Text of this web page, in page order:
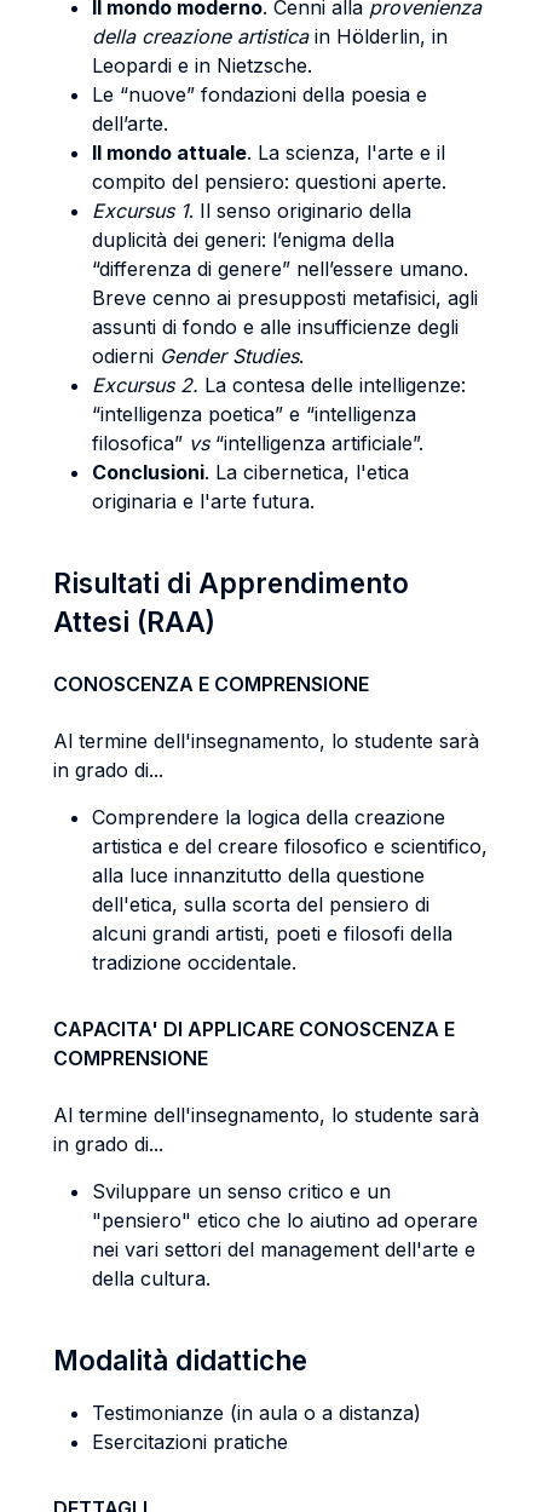
Il mondo moderno. Cenni alla provenienza
della creazione artisticain Hölderlin, in
Leopardi e in Nietzsche.
Le “nuove” fondazioni della poesia e
dell’arte.
Il mondo attuale. La scienza, l'arte e il
compito del pensiero: questioni aperte.
Excursus 1. Il senso originario della
duplicità dei generi: l’enigma della
“differenza di genere” nell’essere umano.
Breve cenno ai presupposti metafisici, agli
assunti di fondo e alle insufficienze degli
odierni Gender Studies.
Excursus 2. La contesa delle intelligenze:
“intelligenza poetica” e “intelligenza
filosofica” vs“intelligenza artificiale”.
Conclusioni. La cibernetica, l'etica
originaria e l'arte futura.
Risultati di Apprendimento
Attesi (RAA)
CONOSCENZA E COMPRENSIONE
Al termine dell'insegnamento, lo studente sarà
in grado di...
Comprendere la logica della creazione
artistica e del creare filosofico e scientifico,
alla luce innanzitutto della questione
dell'etica, sulla scorta del pensiero di
alcuni grandi artisti, poeti e filosofi della
tradizione occidentale.
CAPACITA' DI APPLICARE CONOSCENZA E
COMPRENSIONE
Al termine dell'insegnamento, lo studente sarà
in grado di...
Sviluppare un senso critico e un
"pensiero" etico che lo aiutino ad operare
nei vari settori del management dell'arte e
della cultura.
Modalità didattiche
Testimonianze (in aula o a distanza)
Esercitazioni pratiche